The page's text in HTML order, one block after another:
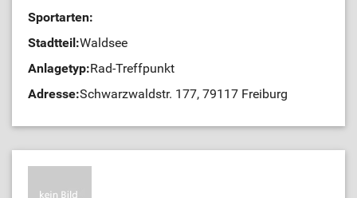
Sportarten:
Stadtteil:Waldsee
Anlagetyp:Rad-Treffpunkt
Adresse:Schwarzwaldstr. 177, 79117 Freiburg